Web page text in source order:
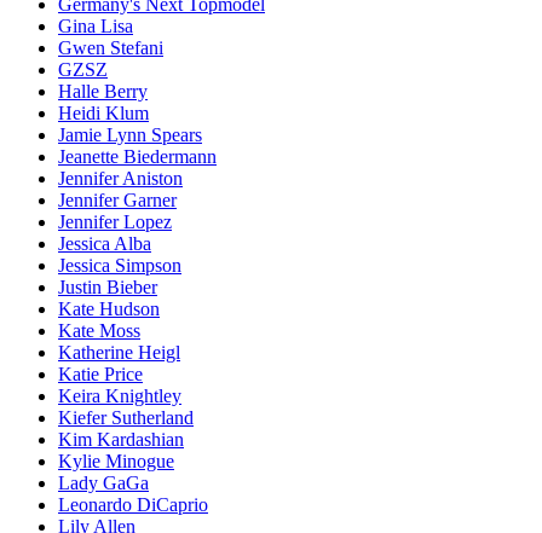
Germany's Next Topmodel
Gina Lisa
Gwen Stefani
GZSZ
Halle Berry
Heidi Klum
Jamie Lynn Spears
Jeanette Biedermann
Jennifer Aniston
Jennifer Garner
Jennifer Lopez
Jessica Alba
Jessica Simpson
Justin Bieber
Kate Hudson
Kate Moss
Katherine Heigl
Katie Price
Keira Knightley
Kiefer Sutherland
Kim Kardashian
Kylie Minogue
Lady GaGa
Leonardo DiCaprio
Lily Allen